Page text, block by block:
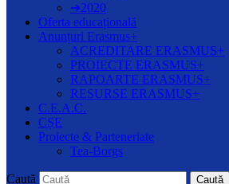
➔2020
Oferta educațională
Anunțuri Erasmus+
ACREDITARE ERASMUS+
PROIECTE ERASMUS+
RAPOARTE ERASMUS+
RESURSE ERASMUS+
C.E.A.C.
CȘE
Proiecte & Parteneriate
Tea-Borgs
Caută Caută